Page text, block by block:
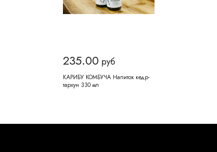
235.00 руб
КАРИБУ КОМБУЧА Напиток кедр-
тархун 330 мл